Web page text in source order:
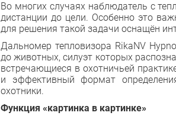
Во многих случаях наблюдатель с
дистанции до цели. Особенно это
для решения такой задачи оснащён
Дальномер тепловизора RikaNV
до животных, силуэт которых
встречающиеся в охотничьей
и эффективный формат
охотники.
Функция «картинка в картинке»